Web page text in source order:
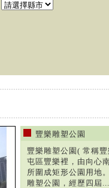
豐樂雕塑公園
豐樂雕塑公園( 常稱
屯區豐樂裡，由向心
所圍成矩形公園用地
雕塑公園，經歷四屆...